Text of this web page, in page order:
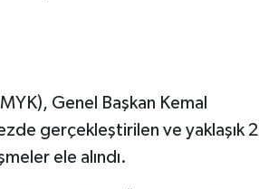
Genel Başkan Kemal
gerçekleştirilen ve yaklaşık 2
ele alındı.